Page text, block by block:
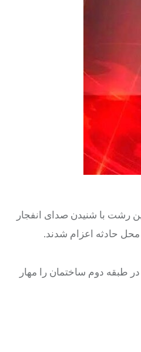
شهروندان در خیابان فلسطین رشت با شنیدن صدای انفجار
طبقه دوم ساختمان را مهار